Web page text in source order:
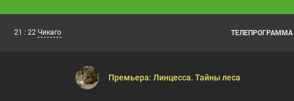
21 : 22 Чикаго ТЕЛЕПРОГРАММА
Премьера: Линцесса. Тайны леса